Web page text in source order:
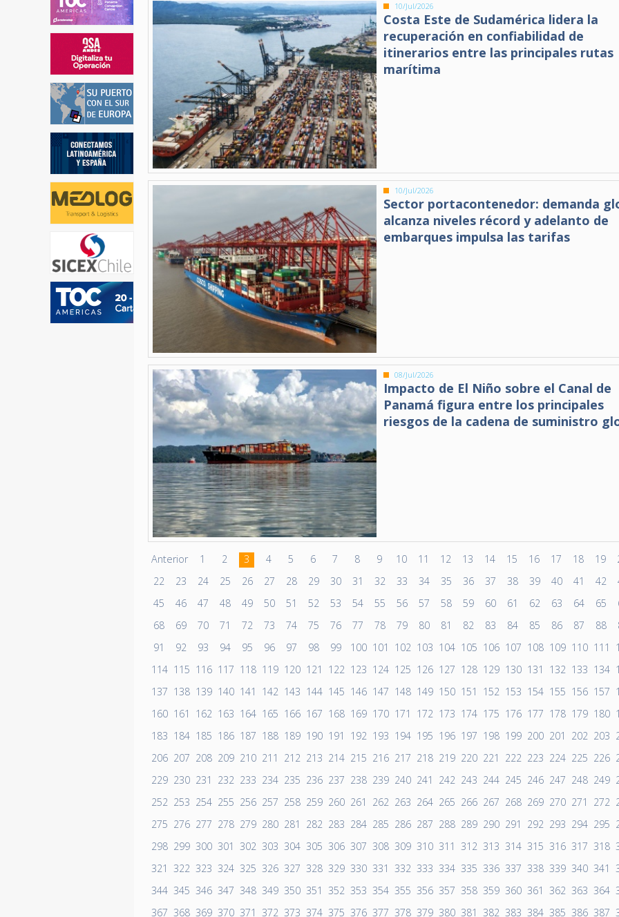
10/Jul/2026
Costa Este de Sudamérica lidera la
recuperación en confiabilidad de
itinerarios entre las principales rutas
marítima
10/Jul/2026
Sector portacontenedor: demanda
alcanza niveles récord y adelanto de
embarques impulsa las tarifas
08/Jul/2026
Impacto de El Niño sobre el Canal de
Panamá figura entre los principales
riesgos de la cadena de suministro
Anterior 1 2 3 4 5 6 7 8 9 10 11 12 13 14 15 16 17 18 19
22
23 24 25 26 27 28 29 30 31 32 33 34 35 36 37 38 39 40 41 42
45
46 47 48 49 50 51 52 53 54 55 56 57 58 59 60 61 62 63 64 65
68
69 70 71 72 73 74 75 76 77 78 79 80 81 82 83 84 85 86 87 88
91
92 93 94 95 96 97 98 99 100 101 102 103 104 105 106 107 108 109 110 111
114 115 116 117 118 119 120 121 122 123 124 125 126 127 128 129 130 131 132 133 134
137 138 139 140 141 142 143 144 145 146 147 148 149 150 151 152 153 154 155 156 157
160 161 162 163 164 165 166 167 168 169 170 171 172 173 174 175 176 177 178 179 180
183 184 185 186 187 188 189 190 191 192 193 194 195 196 197 198 199 200 201 202 203
206 207 208 209 210 211 212 213 214 215 216 217 218 219 220 221 222 223 224 225 226
229 230 231 232 233 234 235 236 237 238 239 240 241 242 243 244 245 246 247 248 249
252 253 254 255 256 257 258 259 260 261 262 263 264 265 266 267 268 269 270 271 272
275 276 277 278 279 280 281 282 283 284 285 286 287 288 289 290 291 292 293 294 295
298 299 300 301 302 303 304 305 306 307 308 309 310 311 312 313 314 315 316 317 318
321
322 323 324 325 326 327 328 329 330 331 332 333 334 335 336 337 338 339 340 341
344 345 346 347 348 349 350 351 352 353 354 355 356 357 358 359 360 361 362 363 364
367 368 369 370 371 372 373 374 375 376 377 378 379 380 381 382 383 384 385 386 387